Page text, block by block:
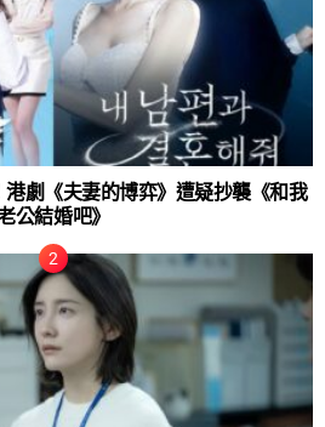
劇《夫妻的博弈》遭疑抄襲《和我
公結婚吧》